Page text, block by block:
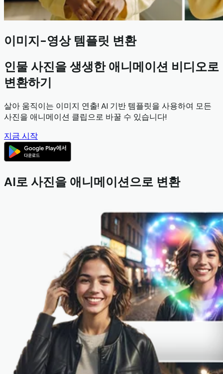
이미지-영상 템플릿 변환
인물 사진을 생생한 애니메이션 비디오로
변환하기
살아 움직이는 이미지 연출! AI 기반 템플릿을 사용하여 모든
사진을 애니메이션 클립으로 바꿀 수 있습니다!
지금 시작
AI로 사진을 애니메이션으로 변환